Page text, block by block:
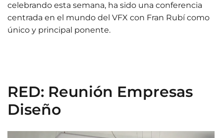
celebrando esta semana, ha sido una conferencia
centrada en el mundo del VFX con Fran Rubí como
único y principal ponente.
RED: Reunión Empresas
Diseño